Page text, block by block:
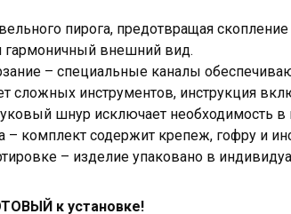
пирога, предотвращая скопление
гармоничный внешний вид.
– специальные каналы
сложных инструментов, инструкция
шнур исключает необходимость в
комплект содержит крепеж, гофру и
– изделие упаковано в
к установке!